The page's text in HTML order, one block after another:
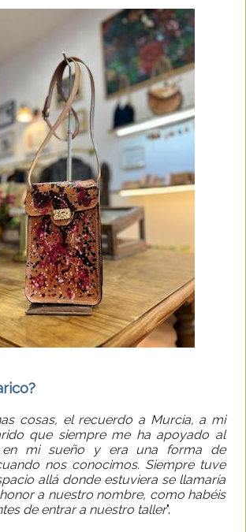
cosas, el recuerdo a Murcia, a mi
que siempre me ha apoyado al
mi sueño y era una forma de
nos conocimos. Siempre tuve
allá donde estuviera se llamaría
a nuestro nombre, como habéis
de entrar a nuestro taller".